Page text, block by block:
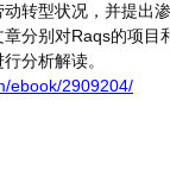
转型状况，并提出
分别对Raqs的项目
分析解读。
ebook/2909204/